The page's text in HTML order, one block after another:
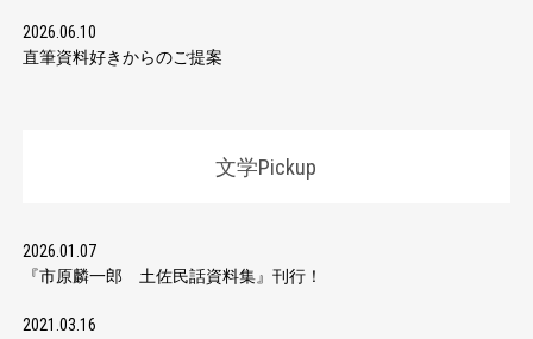
2026.06.10
直筆資料好きからのご提案
文学Pickup
2026.01.07
『市原麟一郎 土佐民話資料集』刊行！
2021.03.16